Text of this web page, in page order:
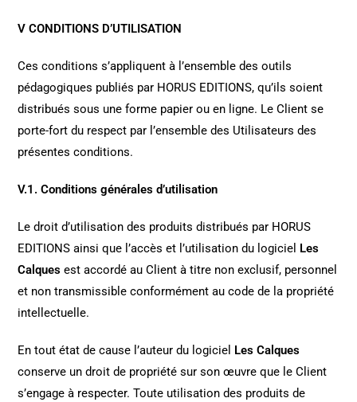
V CONDITIONS D’UTILISATION
Ces conditions s’appliquent à l’ensemble des outils
pédagogiques publiés par HORUS EDITIONS, qu’ils soient
distribués sous une forme papier ou en ligne. Le Client se
porte-fort du respect par l’ensemble des Utilisateurs des
présentes conditions.
V.1. Conditions générales d’utilisation
Le droit d’utilisation des produits distribués par HORUS
EDITIONS ainsi que l’accès et l’utilisation du logiciel Les
Calques est accordé au Client à titre non exclusif, personnel
et non transmissible conformément au code de la propriété
intellectuelle.
En tout état de cause l’auteur du logiciel Les Calques
conserve un droit de propriété sur son œuvre que le Client
s’engage à respecter. Toute utilisation des produits de